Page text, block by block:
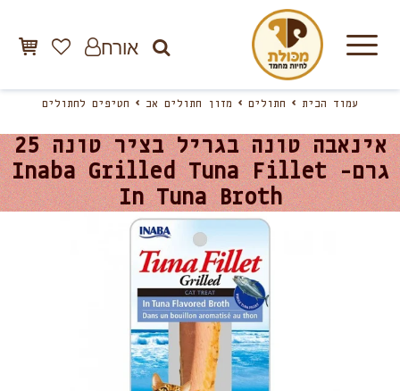
אורח
עמוד הבית חתולים מזון חתולים אב חטיפים לחתולים
אינאבה טונה בגריל בציר טונה 25
גרם- Inaba Grilled Tuna Fillet
In Tuna Broth